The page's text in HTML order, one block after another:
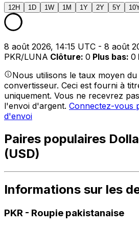
12H 1D 1W 1M 1Y 2Y 5Y
8 août 2026, 14:15 UTC - 8 août
PKR/LUNA Clôture: 0 Plus bas: 0
Nous utilisons le taux moyen
convertisseur. Ceci est fourni à
uniquement. Vous ne recevrez
l'envoi d'argent. Connectez-vous
d'envoi
Paires populaires
(USD)
Informations sur les
PKR - Roupie pakistanaise